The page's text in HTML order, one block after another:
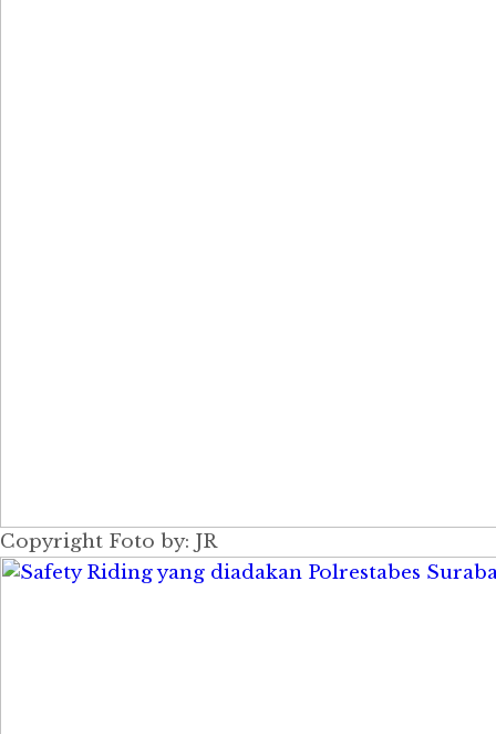
Copyright Foto by: JR